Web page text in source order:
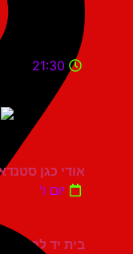
בית יד לבנים אשדוד
21:30
אודי כגן סטנדאפ
יום ו'